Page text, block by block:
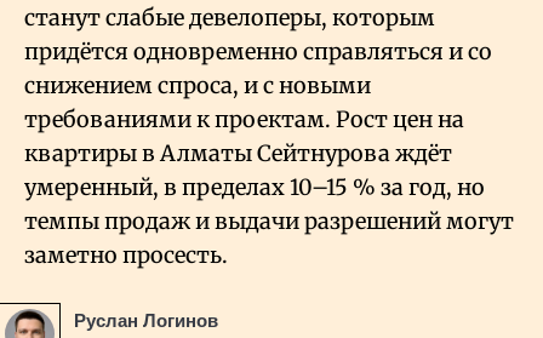
станут слабые девелоперы, которым
придётся одновременно справляться и со
снижением спроса, и с новыми
требованиями к проектам. Рост цен на
квартиры в Алматы Сейтнурова ждёт
умеренный, в пределах 10–15 % за год, но
темпы продаж и выдачи разрешений могут
заметно просесть.
Руслан Логинов